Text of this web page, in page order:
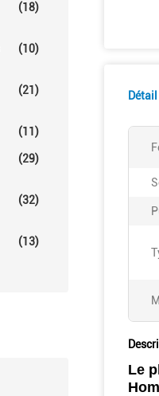
(18)
(10)
(21)
(11)
(29)
(32)
(13)
Le